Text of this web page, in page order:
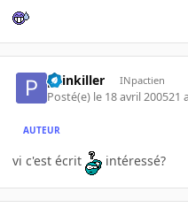
painkiller INpactien
Posté(e) le 18 avril 200521 a
AUTEUR
vi c'est écrit intéressé?